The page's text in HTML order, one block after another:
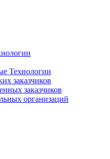
Технологии
заказчиков
заказчиков
организаций